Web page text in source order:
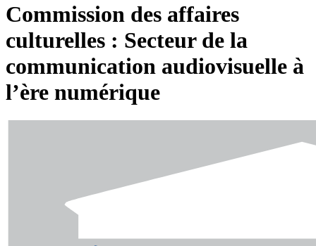
Commission des affaires
culturelles : Secteur de la
communication audiovisuelle à
l’ère numérique